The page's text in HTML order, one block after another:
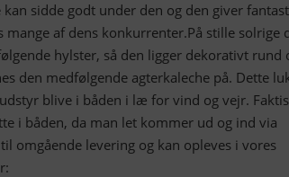
sidde godt under den og den giver
af dens konkurrenter.På stille solrige
hylster, så den ligger dekorativt rund
den medfølgende agterkaleche på. Dette
blive i båden i læ for vind og vejr.
i båden, da man let kommer ud og ind via
omgående levering og kan opleves i vores